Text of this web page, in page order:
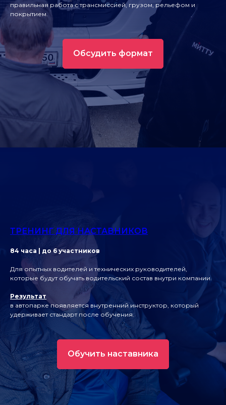
правильная работа с трансмиссией, грузом, рельефом и
покрытием.
Обсудить формат
ТРЕНИНГ ДЛЯ НАСТАВНИКОВ
84 часа | до 6 участников
Для опытных водителей и технических руководителей,
которые будут обучать водительский состав внутри компании.
Результат
в автопарке появляется внутренний инструктор, который
удерживает стандарт после обучения.
Обучить наставника